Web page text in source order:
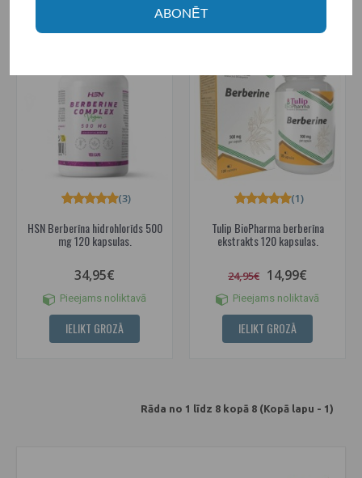
HSN Berberīna hidrohlorīds 500
mg 120 kapsulas.
(3)
34,95€
Pieejams noliktavā
IELIKT GROZĀ
Tulip BioPharma berberīna
ekstrakts 120 kapsulas.
(1)
24,95€ 14,99€
Pieejams noliktavā
IELIKT GROZĀ
Rāda no 1 līdz 8 kopā 8 (Kopā lapu - 1)
ABONĒT